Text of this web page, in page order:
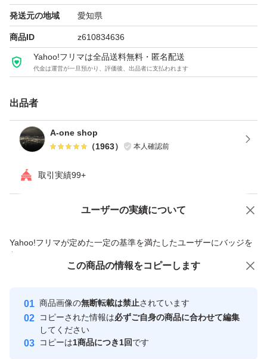
100枚ー950円
200枚-1700
(出品値段は間違えたことがあるので、いつもの値段と間
違えたりすることを気づいたらコメントに知らせてくださ
い。販売値段を間違えると違う商品を届く可能性がありま
す。その場合はキャンセルや返品ができないので、ご了承
下さい。)
＜特徴・性能＞
・ワンタッチテープ付で簡単梱包！
粘着力が強く、配送中に外れる心配なし♪
・薄手・軽量ですが、破れにくく丈夫！
ライバシーを保護！
・水に強いビニール素材なので雨や雪の日でも安心♪
発送元の地域 愛知県
商品ID z610834636
Yahoo!フリマは全品送料無料・匿名配送
代金は運営が一旦預かり、評価後、出品者に支払われます
出品者
A-one shop
（1963） 本人確認前
取引実績99+
ユーザーの実績について
Yahoo!フリマが定めた一定の基準を満たしたユーザーにバッジを
付与しています
安心取引出品者
心・安全なユーザーです
取引実績
価格の相談 商品への質問
この商品の情報をコピーします
商品画像の無断転載は禁止されています
コピーされた情報は必ずご自身の商品に合わせて編集
してください
コピーは1商品につき1回です
この商品をみている人にオススメ